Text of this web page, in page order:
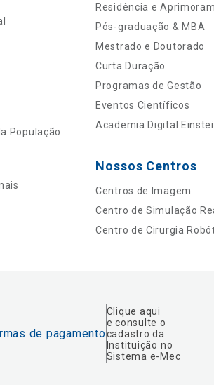
População
Residência e
Pós-graduação & MBA
Mestrado e Doutorado
Curta Duração
Programas de Gestão
Eventos Científicos
Academia Digital
Nossos Centros
Centros de Imagem
Centro de Simulação
Centro de Cirurgia
de pagamento
Clique aqui
e consulte o
cadastro da
Instituição no
Sistema e-Mec